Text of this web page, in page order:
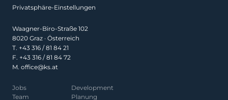
Privatsphäre-Einstellungen
Waagner-Biro-Straße 102
8020 Graz · Österreich
T. +43 316 / 81 84 21
F. +43 316 / 81 84 72
M. office@ks.at
Jobs
Team
Development
Planung